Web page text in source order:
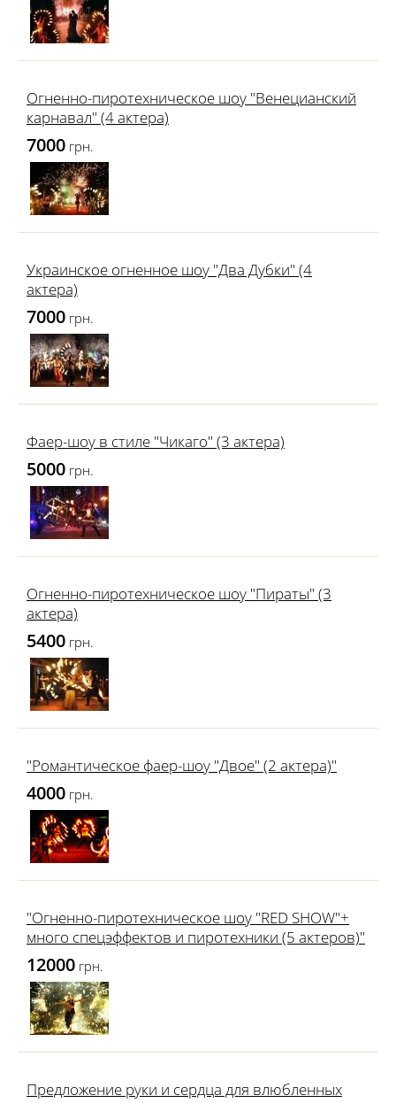
Огненно-пиротехническое шоу "Венецианский
карнавал" (4 актера)
7000 грн.
Украинское огненное шоу "Два Дубки" (4
актера)
7000 грн.
Фаер-шоу в стиле "Чикаго" (3 актера)
5000 грн.
Огненно-пиротехническое шоу "Пираты" (3
актера)
5400 грн.
"Романтическое фаер-шоу "Двое" (2 актера)"
4000 грн.
"Огненно-пиротехническое шоу "RED SHOW"+
много спецэффектов и пиротехники (5 актеров)"
12000 грн.
Предложение руки и сердца для влюбленных